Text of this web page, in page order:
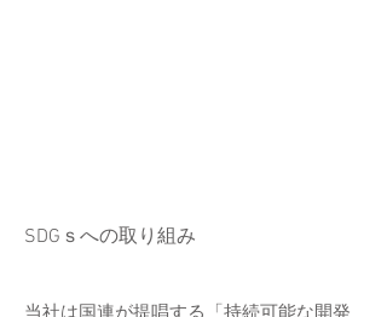
SDGｓへの取り組み